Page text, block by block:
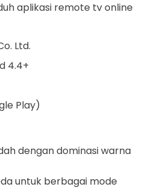
aplikasi remote tv online
Ltd.
4.4+
Play)
dengan dominasi warna
untuk berbagai mode